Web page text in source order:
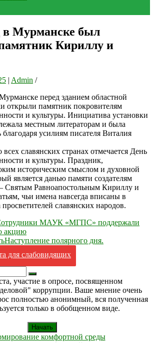
в Мурманске был
Кириллу и
| Admin /
перед зданием областной
открыли памятник покровителям
и культуры. Инициатива установки
местным литераторам и была
усилиям писателя Виталия
славянских странах отмечается День
и культуры. Праздник,
историческим смыслом и духовной
является данью памяти создателям
– Святым Равноапостольным Кириллу и
чьи имена навсегда вписаны в
славянских народов.
МАУК «МГПС» поддержали
акцию
Наступление полярного дня.
для слабовидящих
Искать
участие в опросе, посвященном
коррупции. Ваше мнение очень
полностью анонимный, вся полученная
только в обобщенном виде.
Начать